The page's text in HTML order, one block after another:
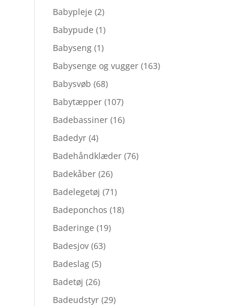
Babypleje (2)
Babypude (1)
Babyseng (1)
Babysenge og vugger (163)
Babysvøb (68)
Babytæpper (107)
Badebassiner (16)
Badedyr (4)
Badehåndklæder (76)
Badekåber (26)
Badelegetøj (71)
Badeponchos (18)
Baderinge (19)
Badesjov (63)
Badeslag (5)
Badetøj (26)
Badeudstyr (29)